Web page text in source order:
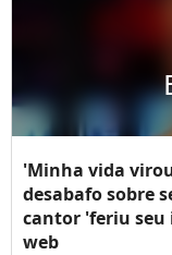
'Minha vida
desabafo sobre
cantor 'feriu seu
web